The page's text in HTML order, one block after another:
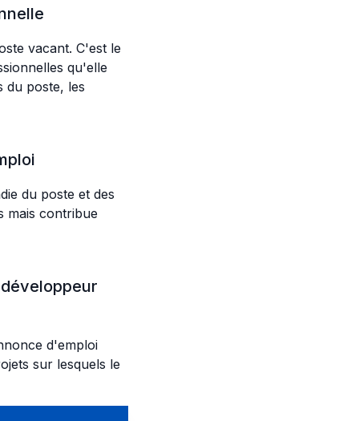
vacant. C'est le
qu'elle
du poste, les
du poste et des
mais contribue
d'emploi
sur lesquels le